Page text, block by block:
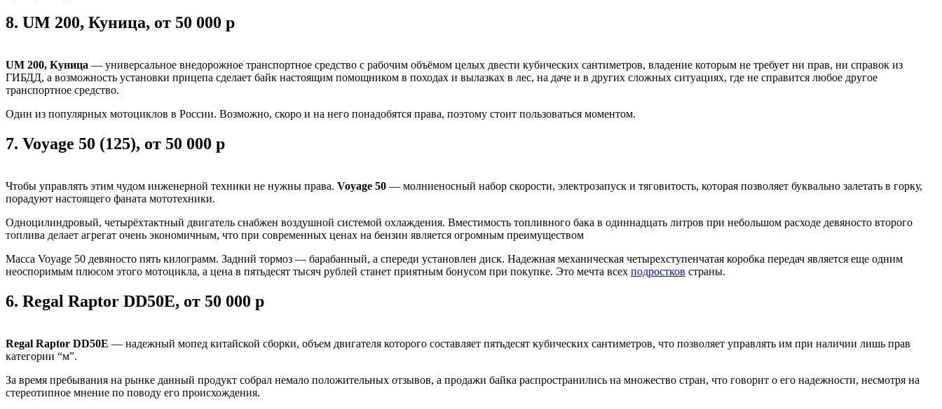
8. UM 200, Куница, от 50 000 р
UM 200, Куница — универсальное внедорожное транспортное средство с рабочим объёмом целых двести кубических сантиметров, владение которым не требует ни прав, ни справок из
ГИБДД, а возможность установки прицепа сделает байк настоящим помощником в походах и вылазках в лес, на даче и в других сложных ситуациях, где не справится любое другое
транспортное средство.
Один из популярных мотоциклов в России. Возможно, скоро и на него понадобятся права, поэтому стоит пользоваться моментом.
7. Voyage 50 (125), от 50 000 р
Чтобы управлять этим чудом инженерной техники не нужны права. Voyage 50 — молниеносный набор скорости, электрозапуск и тяговитость, которая позволяет буквально залетать в горку,
порадуют настоящего фаната мототехники.
Одноцилиндровый, четырёхтактный двигатель снабжен воздушной системой охлаждения. Вместимость топливного бака в одиннадцать литров при небольшом расходе девяносто второго
топлива делает агрегат очень экономичным, что при современных ценах на бензин является огромным преимуществом
Масса Voyage 50 девяносто пять килограмм. Задний тормоз — барабанный, а спереди установлен диск. Надежная механическая четырехступенчатая коробка передач является еще одним
неоспоримым плюсом этого мотоцикла, а цена в пятьдесят тысяч рублей станет приятным бонусом при покупке. Это мечта всех подростков страны.
6. Regal Raptor DD50E, от 50 000 р
Regal Raptor DD50E — надежный мопед китайской сборки, объем двигателя которого составляет пятьдесят кубических сантиметров, что позволяет управлять им при наличии лишь прав
категории “м”.
За время пребывания на рынке данный продукт собрал немало положительных отзывов, а продажи байка распространились на множество стран, что говорит о его надежности, несмотря на
стереотипное мнение по поводу его происхождения.